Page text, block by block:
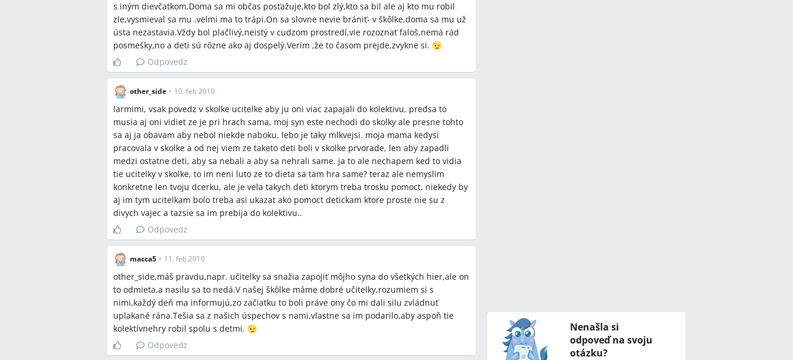
s iným dievčatkom.Doma sa mi občas posťažuje,kto bol zlý,kto sa bil ale aj kto mu robil
zle,vysmieval sa mu .velmi ma to trápi.On sa slovne nevie brániť- v škôlke,doma sa mu už
ústa nezastavia.Vždy bol plačlivý,neistý v cudzom prostredí,vie rozoznať faloš,nemá rád
posmešky,no a deti sú rôzne ako aj dospelý.Verím ,že to časom prejde,zvykne si.
Odpovedz
other_side • 10. feb 2010
larmimi, vsak povedz v skolke ucitelke aby ju oni viac zapajali do kolektivu, predsa to
musia aj oni vidiet ze je pri hrach sama, moj syn este nechodi do skolky ale presne tohto
sa aj ja obavam aby nebol niekde naboku, lebo je taky mlkvejsi. moja mama kedysi
pracovala v skolke a od nej viem ze taketo deti boli v skolke prvorade, len aby zapadli
medzi ostatne deti, aby sa nebali a aby sa nehrali same. ja to ale nechapem ked to vidia
tie ucitelky v skolke, to im neni luto ze to dieta sa tam hra same? teraz ale nemyslim
konkretne len tvoju dcerku, ale je vela takych deti ktorym treba trosku pomoct, niekedy by
aj im tym ucitelkam bolo treba asi ukazat ako pomoct detickam ktore proste nie su z
divych vajec a tazsie sa im prebija do kolektivu..
Odpovedz
macca5 • 11. feb 2010
other_side,máš pravdu,napr. učitelky sa snažia zapojiť môjho syna do všetkých hier,ale on
to odmieta,a nasilu sa to nedá.V našej škôlke máme dobré učitelky,rozumiem si s
nimi,každý deň ma informujú,zo začiatku to boli práve ony čo mi dali silu zvládnuť
uplakané rána.Tešia sa z našich úspechov s nami,vlastne sa im podarilo,aby aspoň tie
kolektívnehry robil spolu s detmi.
Odpovedz
Nenašla si
odpoveď na svoju
otázku?